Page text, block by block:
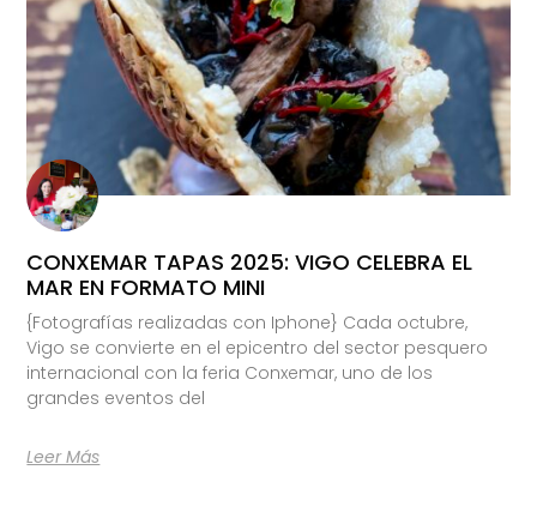
CONXEMAR TAPAS 2025: VIGO CELEBRA EL
MAR EN FORMATO MINI
{Fotografías realizadas con Iphone} Cada octubre,
Vigo se convierte en el epicentro del sector pesquero
internacional con la feria Conxemar, uno de los
grandes eventos del
Leer Más